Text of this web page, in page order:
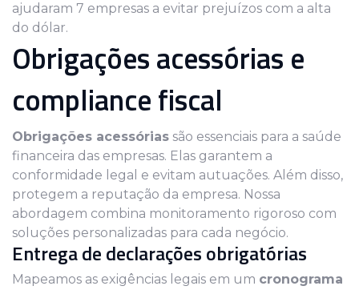
ajudaram 7 empresas a evitar prejuízos com a alta
do dólar.
Obrigações acessórias e
compliance fiscal
Obrigações acessórias são essenciais para a saúde
financeira das empresas. Elas garantem a
conformidade legal e evitam autuações. Além disso,
protegem a reputação da empresa. Nossa
abordagem combina monitoramento rigoroso com
soluções personalizadas para cada negócio.
Entrega de declarações obrigatórias
Mapeamos as exigências legais em um cronograma